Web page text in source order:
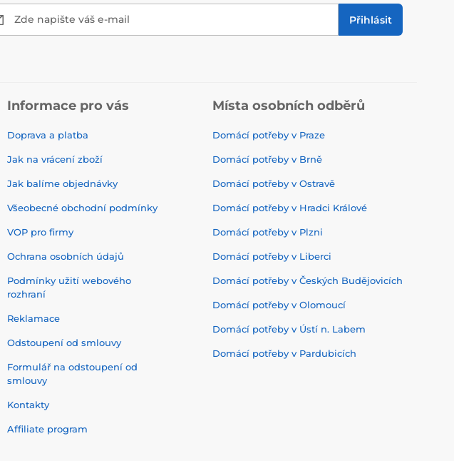
Zde napište váš e-mail Přihlásit
Informace pro vás
Doprava a platba
Jak na vrácení zboží
Jak balíme objednávky
Všeobecné obchodní podmínky
VOP pro firmy
Ochrana osobních údajů
Podmínky užití webového
rozhraní
Reklamace
Odstoupení od smlouvy
Formulář na odstoupení od
smlouvy
Kontakty
Affiliate program
Místa osobních odběrů
Domácí potřeby v Praze
Domácí potřeby v Brně
Domácí potřeby v Ostravě
Domácí potřeby v Hradci Králové
Domácí potřeby v Plzni
Domácí potřeby v Liberci
Domácí potřeby v Českých Budějovicích
Domácí potřeby v Olomoucí
Domácí potřeby v Ústí n. Labem
Domácí potřeby v Pardubicích